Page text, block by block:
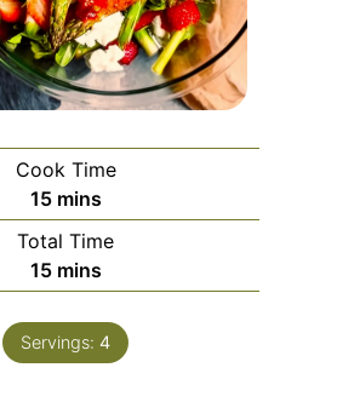
Cook Time
15m
i
n
u
e
s
mins
Total Time
15m
i
n
u
mins
Servings: 4